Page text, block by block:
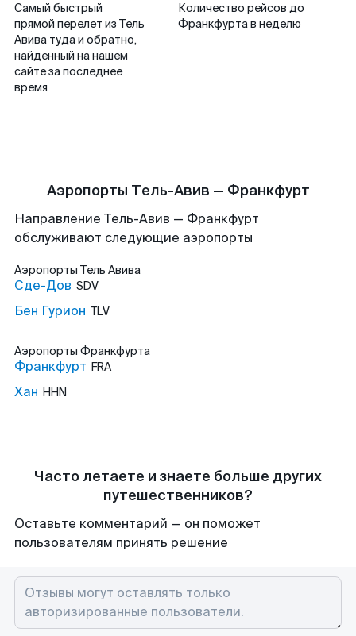
Самый быстрый
прямой перелет из Тель
Авива туда и обратно,
найденный на нашем
сайте за последнее
время
Количество рейсов до
Франкфурта в неделю
Аэропорты Тель-Авив — Франкфурт
Направление Тель-Авив — Франкфурт
обслуживают следующие аэропорты
Аэропорты Тель Авива
Сде-Дов SDV
Бен Гурион TLV
Аэропорты Франкфурта
Франкфурт FRA
Хан HHN
Часто летаете и знаете больше других
путешественников?
Оставьте комментарий — он поможет
пользователям принять решение